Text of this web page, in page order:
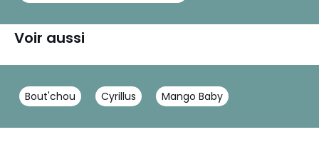
Voir aussi
Bout'chou Cyrillus Mango Baby